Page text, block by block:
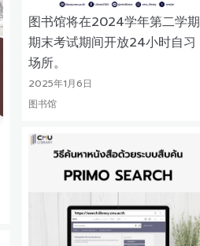
图书馆将在2024学年第二学期
期末考试期间开放24小时自习
场所。
2025年1月6日
图书馆